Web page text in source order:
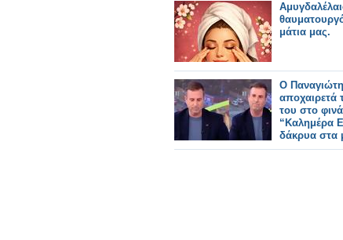
μάτια μας.
Ο
αποχαιρετά
του στο
“Καλημέρα
δάκρυα στα